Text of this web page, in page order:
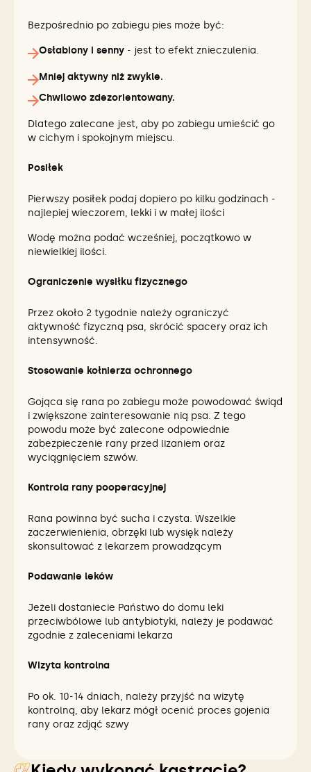
Bezpośrednio po zabiegu pies może być:
Osłabiony i senny - jest to efekt znieczulenia.
Mniej aktywny niż zwykle.
Chwilowo zdezorientowany.
Dlatego zalecane jest, aby po zabiegu umieścić go
w cichym i spokojnym miejscu.
Posiłek
Pierwszy posiłek podaj dopiero po kilku godzinach -
najlepiej wieczorem, lekki i w małej ilości
Wodę można podać wcześniej, początkowo w
niewielkiej ilości.
Ograniczenie wysiłku fizycznego
Przez około 2 tygodnie należy ograniczyć
aktywność fizyczną psa, skrócić spacery oraz ich
intensywność.
Stosowanie kołnierza ochronnego
Gojąca się rana po zabiegu może powodować świąd
i zwiększone zainteresowanie nią psa. Z tego
powodu może być zalecone odpowiednie
zabezpieczenie rany przed lizaniem oraz
wyciągnięciem szwów.
Kontrola rany pooperacyjnej
Rana powinna być sucha i czysta. Wszelkie
zaczerwienienia, obrzęki lub wysięk należy
skonsultować z lekarzem prowadzącym
Podawanie leków
Jeżeli dostaniecie Państwo do domu leki
przeciwbólowe lub antybiotyki, należy je podawać
zgodnie z zaleceniami lekarza
Wizyta kontrolna
Po ok. 10-14 dniach, należy przyjść na wizytę
kontrolną, aby lekarz mógł ocenić proces gojenia
rany oraz zdjąć szwy